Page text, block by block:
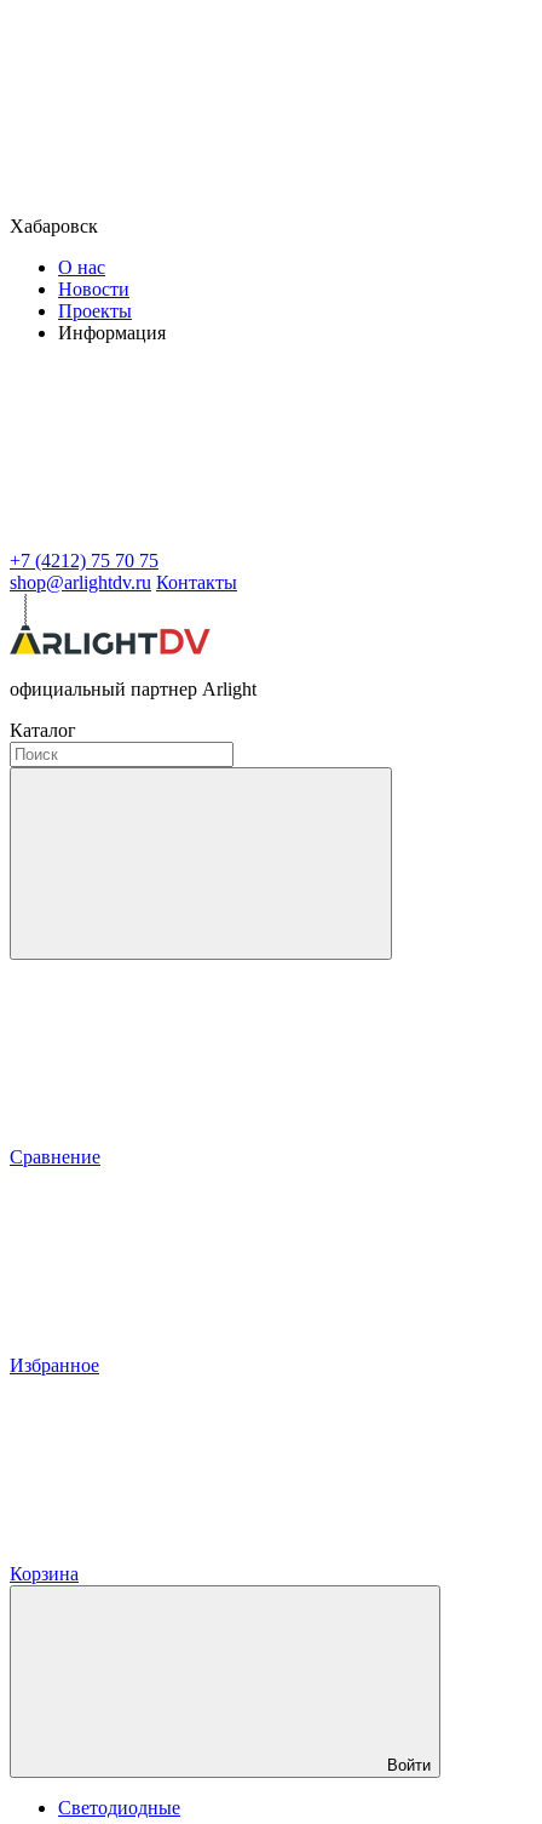
Хабаровск
О нас
Новости
Проекты
Информация
+7 (4212) 75 70 75
shop@arlightdv.ru Контакты
официальный партнер Arlight
Каталог
Сравнение
Избранное
Корзина
Войти
Светодиодные